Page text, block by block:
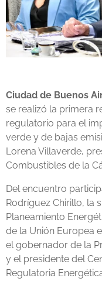
Ciudad de Buenos
se realizó la primera
regulatorio para el
verde y de bajas
Lorena Villaverde,
Combustibles de la
Del encuentro
Rodríguez Chirillo, la
Planeamiento
de la Unión Europea
el gobernador de la
y el presidente del
Regulatoria